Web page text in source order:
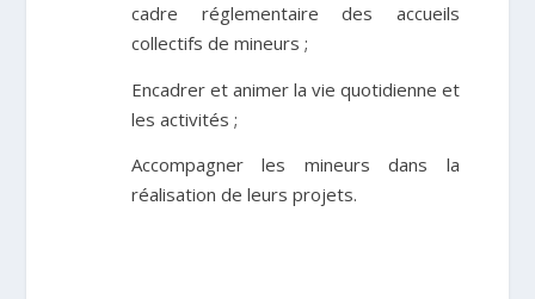
cadre réglementaire des accueils
collectifs de mineurs ;
Encadrer et animer la vie quotidienne et
les activités ;
Accompagner les mineurs dans la
réalisation de leurs projets.